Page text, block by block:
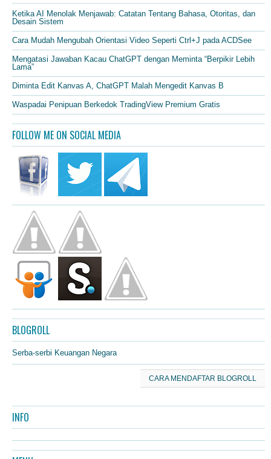
Ketika AI Menolak Menjawab: Catatan Tentang Bahasa, Otoritas, dan
Desain Sistem
Cara Mudah Mengubah Orientasi Video Seperti Ctrl+J pada ACDSee
Mengatasi Jawaban Kacau ChatGPT dengan Meminta “Berpikir Lebih
Lama”
Diminta Edit Kanvas A, ChatGPT Malah Mengedit Kanvas B
Waspadai Penipuan Berkedok TradingView Premium Gratis
FOLLOW ME ON SOCIAL MEDIA
BLOGROLL
Serba-serbi Keuangan Negara
CARA MENDAFTAR BLOGROLL
INFO